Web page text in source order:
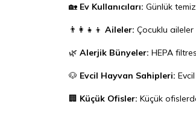
🏡 Ev Kullanıcıları: Günlük
👨‍👩‍👧‍👦 Aileler: Çocuklu
🌿 Alerjik Bünyeler: HEPA
🐶 Evcil Hayvan Sahipleri:
🏢 Küçük Ofisler: Küçük